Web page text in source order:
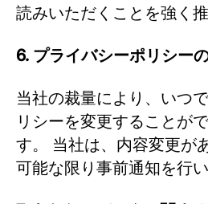
読みいただくことを強く推
6. プライバシーポリシー
当社の裁量により、いつ
リシーを変更することが
す。 当社は、内容変更が
可能な限り事前通知を行い